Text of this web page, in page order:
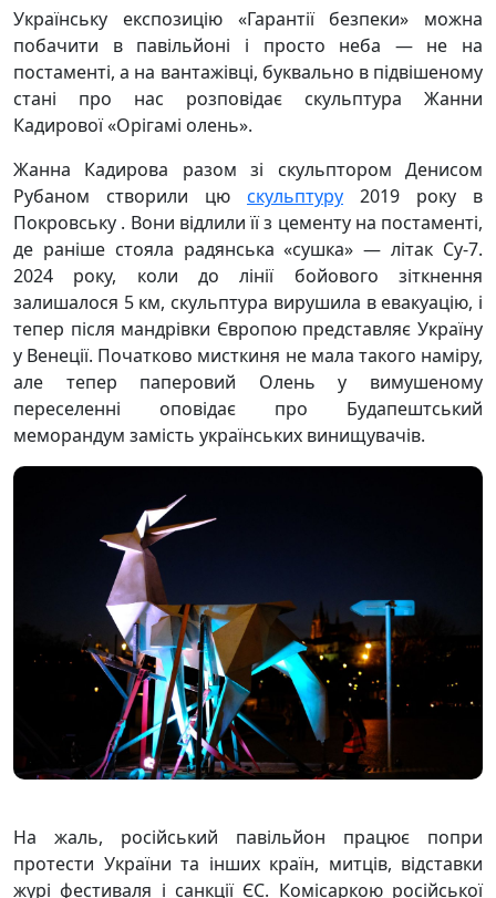
Українську експозицію «Гарантії безпеки» можна
побачити в павільйоні і просто неба — не на
постаменті, а на вантажівці, буквально в підвішеному
стані про нас розповідає скульптура Жанни
Кадирової «Орігамі олень».
Жанна Кадирова разом зі скульптором Денисом
Рубаном створили цю скульптуру 2019 року в
Покровську . Вони відлили її з цементу на постаменті,
де раніше стояла радянська «сушка» — літак Су-7.
2024 року, коли до лінії бойового зіткнення
залишалося 5 км, скульптура вирушила в евакуацію, і
тепер після мандрівки Європою представляє Україну
у Венеції. Початково мисткиня не мала такого наміру,
але тепер паперовий Олень у вимушеному
переселенні оповідає про Будапештський
меморандум замість українських винищувачів.
На жаль, російський павільйон працює попри
протести України та інших країн, митців, відставки
журі фестиваля і санкції ЄС. Комісаркою російської